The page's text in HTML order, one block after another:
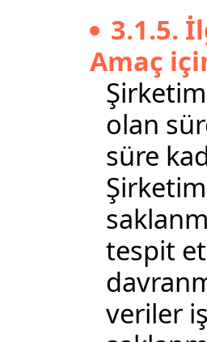
3.1.5.
Amaç
olan
süre
tespit
veriler